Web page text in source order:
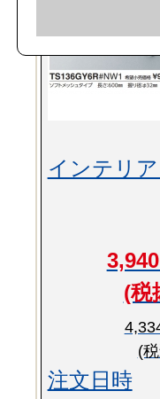
インテリア
(税
(
注文日時